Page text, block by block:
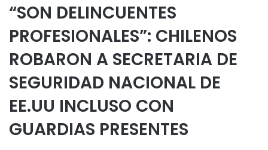
“SON DELINCUENTES
PROFESIONALES”: CHILENOS
ROBARON A SECRETARIA DE
SEGURIDAD NACIONAL DE
EE.UU INCLUSO CON
GUARDIAS PRESENTES